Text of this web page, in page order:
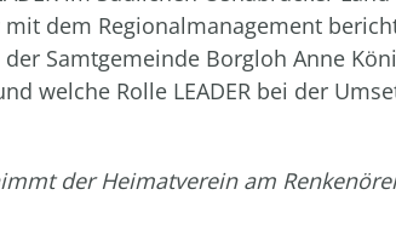
dem Regionalmanagement
Samtgemeinde Borgloh Anne
welche Rolle LEADER bei der
der Heimatverein am